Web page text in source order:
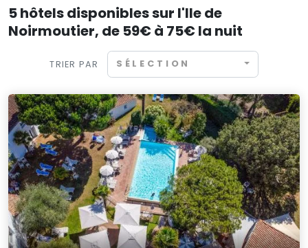
5 hôtels disponibles sur l'Ile de
Noirmoutier, de 59€ à 75€ la nuit
TRIER PAR SÉLECTION